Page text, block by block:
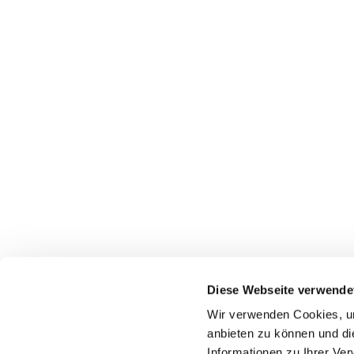
Diese Webseite
Wir verwenden Cookies,
anbieten zu können und
Startseite